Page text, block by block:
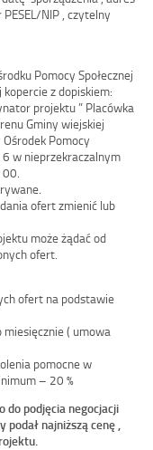
NIP , czytelny
Pomocy Społecznej
z dopiskiem:
projektu ” Placówka
Gminy wiejskiej
Pomocy
6 w nieprzekraczalnym
ofert zmienić lub
może żądać od
ofert.
ofert na podstawie
( umowa
pomocne w
– 20 %
do podjęcia negocjacji
najniższą cenę ,